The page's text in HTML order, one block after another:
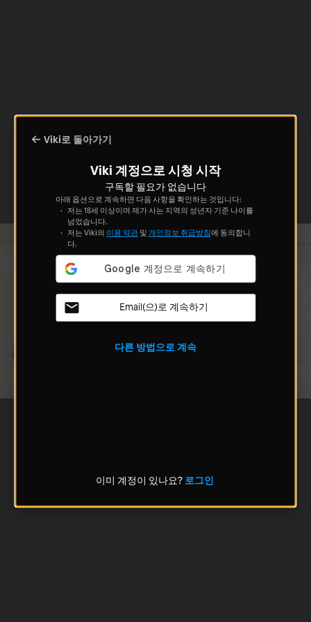
Viki로 돌아가기
Viki 계정으로 시청 시작
구독할 필요가 없습니다
아래 옵션으로 계속하면 다음 사항을 확인하는 것입니다:
저는 18세 이상이며 제가 사는 지역의 성년자 기준 나이를
넘었습니다.
저는 Viki의 이용 약관및 개인정보 취급방침에 동의합니
다.
Email(으)로 계속하기
다른 방법으로 계속
이미 계정이 있나요? 로그인